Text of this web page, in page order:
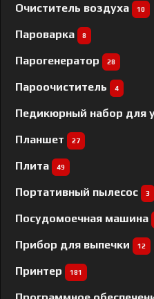
Очиститель воздуха 10
Пароварка 8
Парогенератор 28
Пароочиститель 4
Педикюрный набор для
Планшет 27
Плита 49
Портативный пылесос 3
Посудомоечная машина
Прибор для выпечки 12
Принтер 181